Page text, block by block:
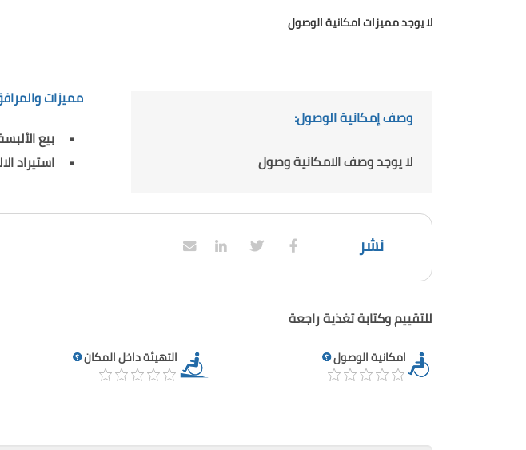
لا يوجد مميزات امكانية الوصول
وصف إمكانية الوصول:
لا يوجد وصف الامكانية وصول
مميزات
بيع
استيراد
نشر
للتقييم وكتابة تغذية راجعة
امكانية الوصول التهيئة داخل المكان